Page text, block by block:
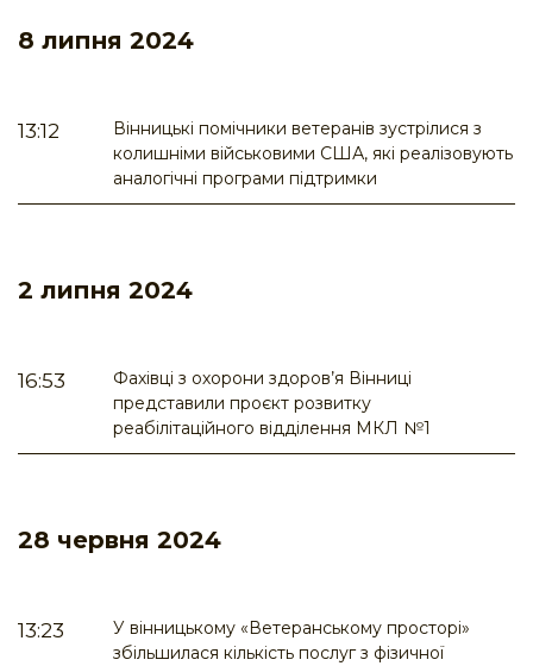
8 липня 2024
13:12
Вінницькі помічники ветеранів зустрілися з
колишніми військовими США, які реалізовують
аналогічні програми підтримки
2 липня 2024
16:53
Фахівці з охорони здоров’я Вінниці
представили проєкт розвитку
реабілітаційного відділення МКЛ №1
28 червня 2024
13:23
У вінницькому «Ветеранському просторі»
збільшилася кількість послуг з фізичної